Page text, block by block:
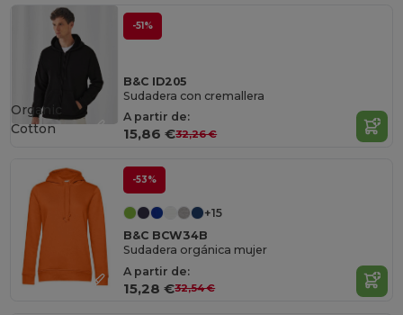
-51%
B&C ID205
Sudadera con cremallera
A partir de:
15,86 €32,26 €
Organic
Cotton
-53%
+15
B&C BCW34B
Sudadera orgánica mujer
A partir de:
15,28 €32,54 €